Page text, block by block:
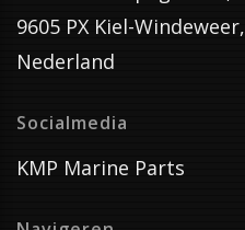
9605 PX Kiel-Windeweer,
Nederland
Socialmedia
KMP Marine Parts